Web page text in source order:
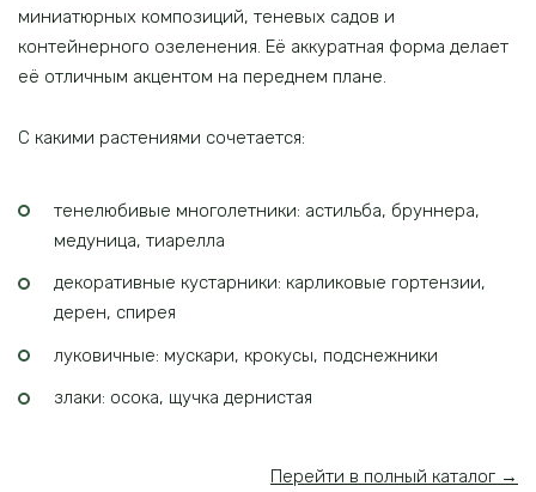
миниатюрных композиций, теневых садов и
контейнерного озеленения. Её аккуратная форма делает
её отличным акцентом на переднем плане.
С какими растениями сочетается:
тенелюбивые многолетники: астильба, бруннера,
медуница, тиарелла
декоративные кустарники: карликовые гортензии,
дерен, спирея
луковичные: мускари, крокусы, подснежники
злаки: осока, щучка дернистая
Перейти в полный каталог →